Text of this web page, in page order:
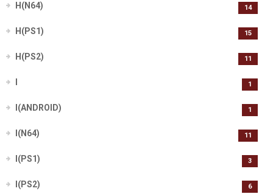
H(N64) 14
H(PS1) 15
H(PS2) 11
1
I(ANDROID) 1
I(N64) 11
I(PS1) 3
I(PS2) 6